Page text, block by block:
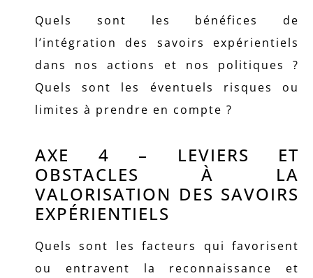
Quels sont les bénéfices de
l’intégration des savoirs expérientiels
dans nos actions et nos politiques ?
Quels sont les éventuels risques ou
limites à prendre en compte ?
AXE 4 – LEVIERS ET
OBSTACLES À LA
VALORISATION DES SAVOIRS
EXPÉRIENTIELS
Quels sont les facteurs qui favorisent
ou entravent la reconnaissance et